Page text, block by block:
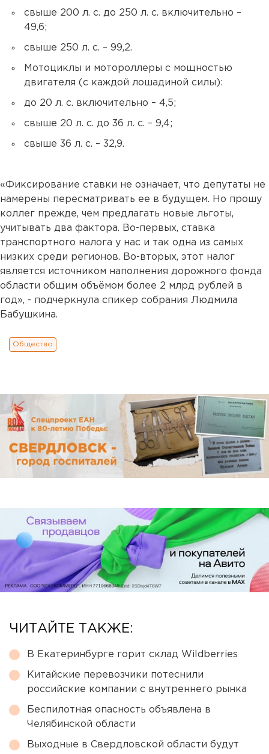
свыше 200 л. с. до 250 л. с. включительно –
49,6;
свыше 250 л. с. – 99,2.
Мотоциклы и мотороллеры с мощностью
двигателя (с каждой лошадиной силы):
до 20 л. с. включительно – 4,5;
свыше 20 л. с. до 36 л. с. – 9,4;
свыше 36 л. с. – 32,9.
«Фиксирование ставки не означает, что депутаты не
намерены пересматривать ее в будущем. Но прошу
коллег прежде, чем предлагать новые льготы,
учитывать два фактора. Во-первых, ставка
транспортного налога у нас и так одна из самых
низких среди регионов. Во-вторых, этот налог
является источником наполнения дорожного фонда
области общим объёмом более 2 млрд рублей в
год», - подчеркнула спикер собрания Людмила
Бабушкина.
Общество
ЧИТАЙТЕ ТАКЖЕ:
В Екатеринбурге горит склад Wildberries
Китайские перевозчики потеснили
российские компании с внутреннего рынка
Беспилотная опасность объявлена в
Челябинской области
Выходные в Свердловской области будут